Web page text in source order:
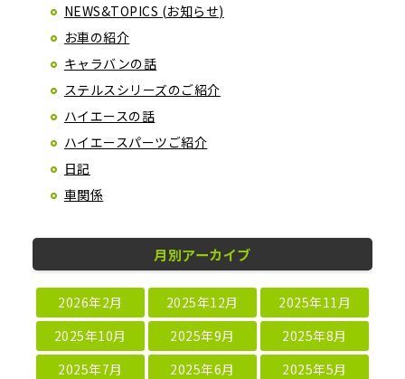
NEWS&TOPICS (お知らせ)
お車の紹介
キャラバンの話
ステルスシリーズのご紹介
ハイエースの話
ハイエースパーツご紹介
日記
車関係
月別アーカイブ
2026年2月 2025年12月
2025年11月
2025年10月
2025年9月
2025年8月
2025年7月
2025年6月
2025年5月